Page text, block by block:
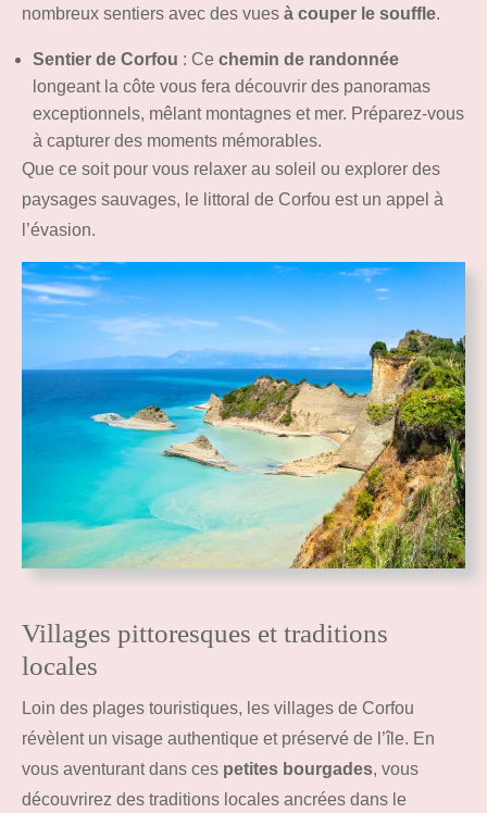
nombreux sentiers avec des vues à couper le souffle.
Sentier de Corfou : Ce chemin de randonnée
longeant la côte vous fera découvrir des panoramas
exceptionnels, mêlant montagnes et mer. Préparez-vous
à capturer des moments mémorables.
Que ce soit pour vous relaxer au soleil ou explorer des
paysages sauvages, le littoral de Corfou est un appel à
l’évasion.
Villages pittoresques et traditions
locales
Loin des plages touristiques, les villages de Corfou
révèlent un visage authentique et préservé de l’île. En
vous aventurant dans ces petites bourgades, vous
découvrirez des traditions locales ancrées dans le